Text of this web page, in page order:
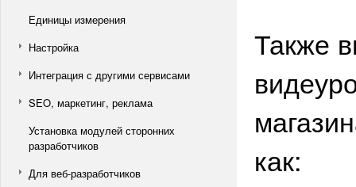
Единицы измерения
Настройка
Интеграция с другими сервисами
SEO, маркетинг, реклама
Установка модулей сторонних
разработчиков
Для веб-разработчиков
Также
как: